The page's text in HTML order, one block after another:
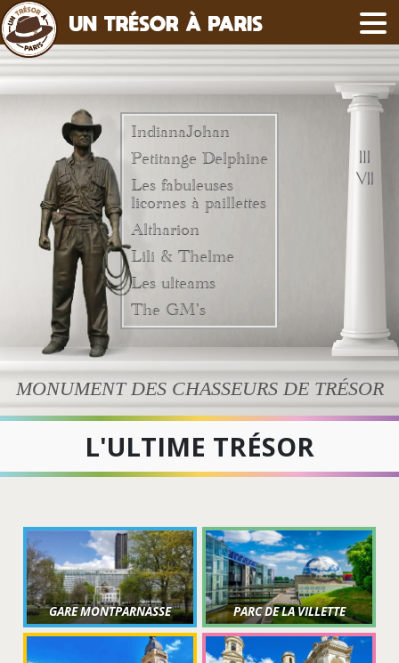
IndianaJohan
Petitange Delphine
Les fabuleuses
licornes à paillettes
Altharion
Lili & Thelme
Les ulteams
The GM's
MONUMENT DES CHASSEURS DE TRÉSOR
L'ULTIME TRÉSOR
GARE MONTPARNASSE PARC DE LA VILLETTE